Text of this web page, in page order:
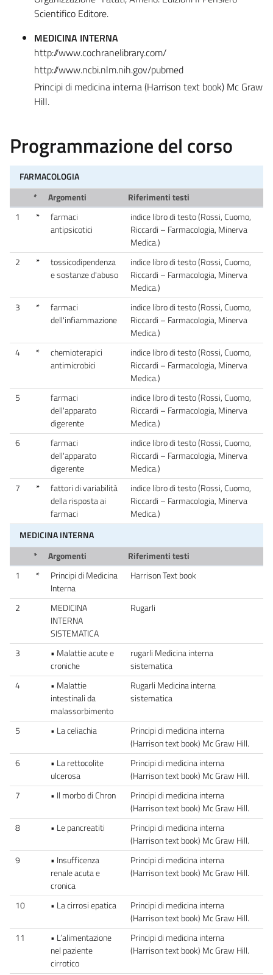
Scientifico Editore.
MEDICINA INTERNA
http://www.cochranelibrary.com/
http://www.ncbi.nlm.nih.gov/pubmed
Principi di medicina interna (Harrison text book) Mc Graw
Hill.
Programmazione del corso
FARMACOLOGIA
*
Argomenti
Riferimenti testi
1
*
farmaci
antipsicotici
indice libro di testo (Rossi, Cuomo,
Riccardi – Farmacologia, Minerva
Medica.)
2
*
tossicodipendenza
e sostanze d'abuso
indice libro di testo (Rossi, Cuomo,
Riccardi – Farmacologia, Minerva
Medica.)
3
*
farmaci
dell'infiammazione
indice libro di testo (Rossi, Cuomo,
Riccardi – Farmacologia, Minerva
Medica.)
4
*
chemioterapici
antimicrobici
indice libro di testo (Rossi, Cuomo,
Riccardi – Farmacologia, Minerva
Medica.)
5
farmaci
dell'apparato
digerente
indice libro di testo (Rossi, Cuomo,
Riccardi – Farmacologia, Minerva
Medica.)
6
farmaci
dell'apparato
digerente
indice libro di testo (Rossi, Cuomo,
Riccardi – Farmacologia, Minerva
Medica.)
7
*
fattori di variabilità
della risposta ai
farmaci
indice libro di testo (Rossi, Cuomo,
Riccardi – Farmacologia, Minerva
Medica.)
MEDICINA INTERNA
*
Argomenti
Riferimenti testi
1
*
Principi di Medicina
Interna
Harrison Text book
2
MEDICINA
INTERNA
SISTEMATICA
Rugarli
3
• Malattie acute e
croniche
rugarli Medicina interna
sistematica
4
• Malattie
intestinali da
malassorbimento
Rugarli Medicina interna
sistematica
5 • La celiachia
Principi di medicina interna
(Harrison text book) Mc Graw Hill.
6
• La rettocolite
ulcerosa
Principi di medicina interna
(Harrison text book) Mc Graw Hill.
7
• Il morbo di Chron
Principi di medicina interna
(Harrison text book) Mc Graw Hill.
8
• Le pancreatiti
Principi di medicina interna
(Harrison text book) Mc Graw Hill.
9
• Insufficenza
renale acuta e
cronica
Principi di medicina interna
(Harrison text book) Mc Graw Hill.
10 • La cirrosi epatica
Principi di medicina interna
(Harrison text book) Mc Graw Hill.
11
• L’alimentazione
nel paziente
cirrotico
Principi di medicina interna
(Harrison text book) Mc Graw Hill.